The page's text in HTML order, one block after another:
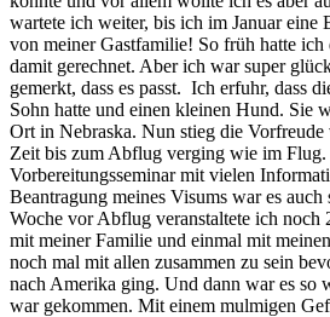
wartete ich weiter, bis ich im Januar
von meiner Gastfamilie! So früh hatte
damit gerechnet. Aber ich war super
gemerkt, dass es passt. Ich erfuhr, dass
Sohn hatte und einen kleinen Hund. Sie
Ort in Nebraska. Nun stieg die
Zeit bis zum Abflug verging wie im Flug.
Vorbereitungsseminar mit vielen
Beantragung meines Visums war es
Woche vor Abflug veranstaltete ich noch
mit meiner Familie und einmal mit
noch mal mit allen zusammen zu sein
nach Amerika ging. Und dann war es so
war gekommen. Mit einem mulmigen